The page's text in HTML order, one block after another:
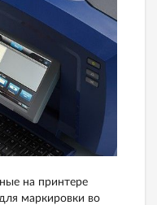
на принтере
маркировки во